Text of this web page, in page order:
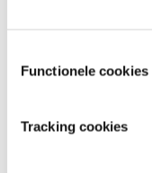
Functionele cookies
Tracking cookies